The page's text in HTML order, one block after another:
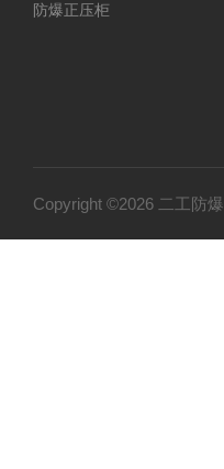
防爆正压柜
Copyright ©2026 二工防